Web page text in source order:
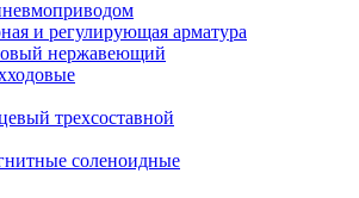
и регулирующая арматура
нержавеющий
трехсоставной
соленоидные